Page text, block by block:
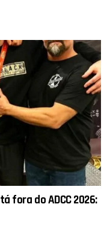
fora do ADCC 2026: